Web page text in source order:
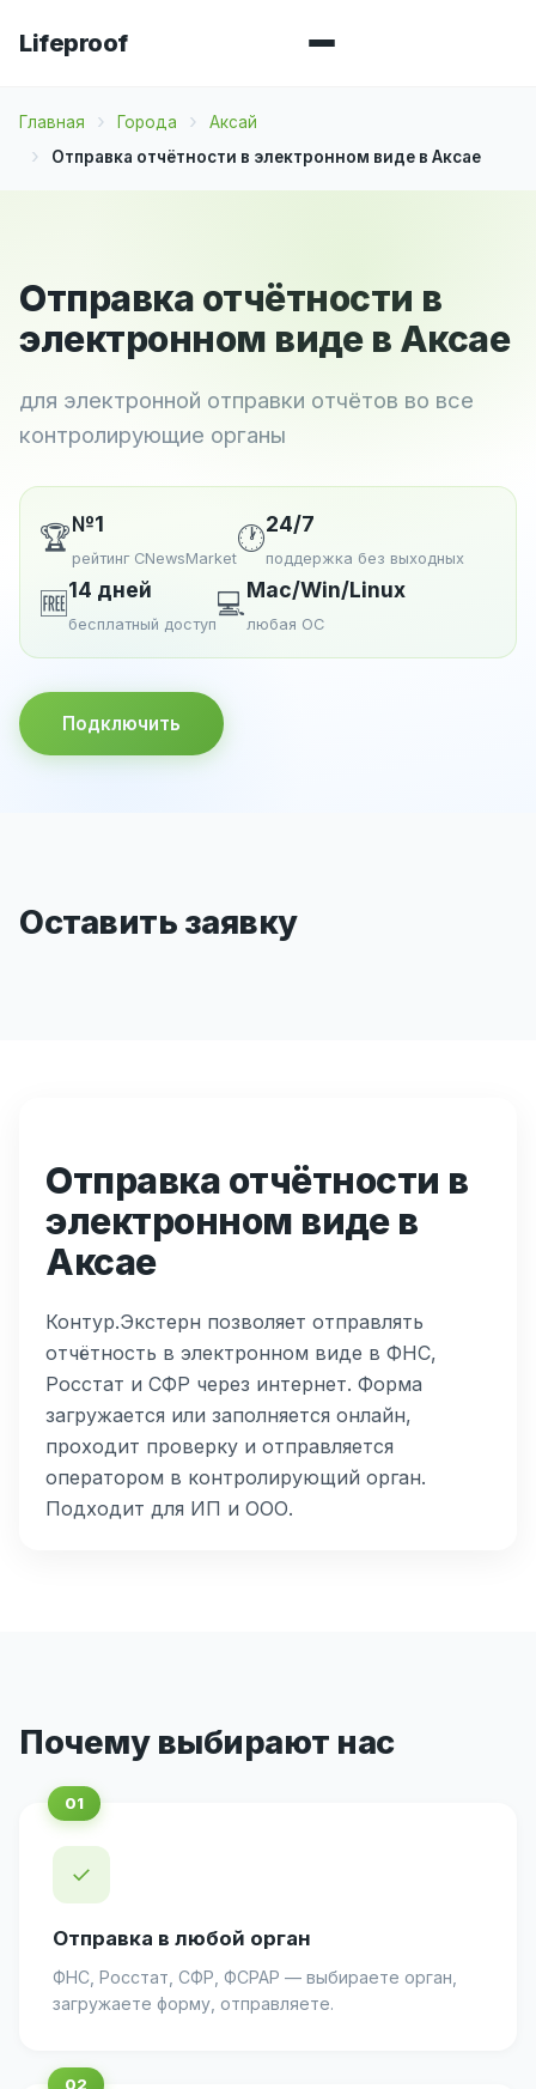
Lifeproof
Главная Города
Аксай
Отправка отчётности в электронном виде в Аксае
Отправка отчётности в
электронном виде в Аксае
для электронной отправки отчётов во все
контролирующие органы
🏆№1
рейтинг CNewsMarket
🕐24/7
поддержка без выходных
🆓14 дней
бесплатный доступ
💻Mac/Win/Linux
любая ОС
Подключить
Оставить заявку
Отправка отчётности в
электронном виде в
Аксае
Контур.Экстерн позволяет отправлять
отчётность в электронном виде в ФНС,
Росстат и СФР через интернет. Форма
загружается или заполняется онлайн,
проходит проверку и отправляется
оператором в контролирующий орган.
Подходит для ИП и ООО.
Почему выбирают нас
✓
Отправка в любой орган
ФНС, Росстат, СФР, ФСРАР — выбираете орган,
загружаете форму, отправляете.